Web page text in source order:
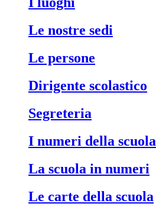
le nostre sedi
le persone
dirigente scolastico
segreteria
i numeri della scuola
la scuola in numeri
le carte della scuola